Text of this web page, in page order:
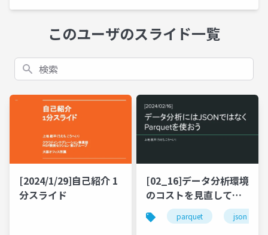
このユーザのスライド一覧
検索
[2024/1/29]自己紹介 1
分スライド
[02_16]データ分析環境
のコストを見直してみ
た。
parquet json